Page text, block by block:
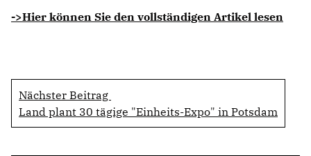
->Hier können Sie den vollständigen Artikel lesen
Nächster Beitrag
Land plant 30 tägige "Einheits-Expo" in Potsdam